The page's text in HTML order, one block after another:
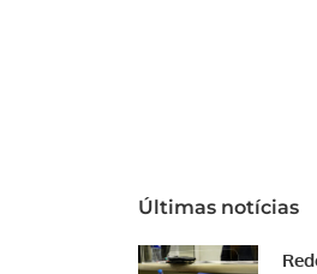
Últimas notícias